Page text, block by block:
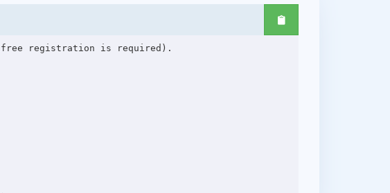
(free registration is required).